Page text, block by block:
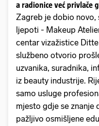
a radionice već privlače
Zagreb je dobio novo,
ljepoti - Makeup
centar vizažistice
službeno otvorio
uzvanika, suradnika,
iz beauty industrije.
samo usluge
mjesto gdje se znanje
pažljivo osmišljene